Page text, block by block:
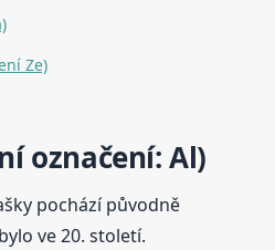
Ze)
označení: Al)
pochází původně
ve 20. století.